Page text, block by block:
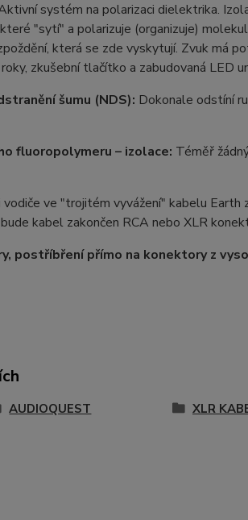
systém na polarizaci dielektrika.
"sytí" a polarizuje (organizuje)
která se zde vyskytují. Zvuk má
zkušební tlačítko a zabudovaná LED
šumu (NDS): Dokonale odstíní
fluoropolymeru – izolace: Téměř
ve "trojitém vyvážení" kabelu Earth
kabel zakončen RCA nebo XLR
postříbření přímo na konektory z
AUDIOQUEST XLR